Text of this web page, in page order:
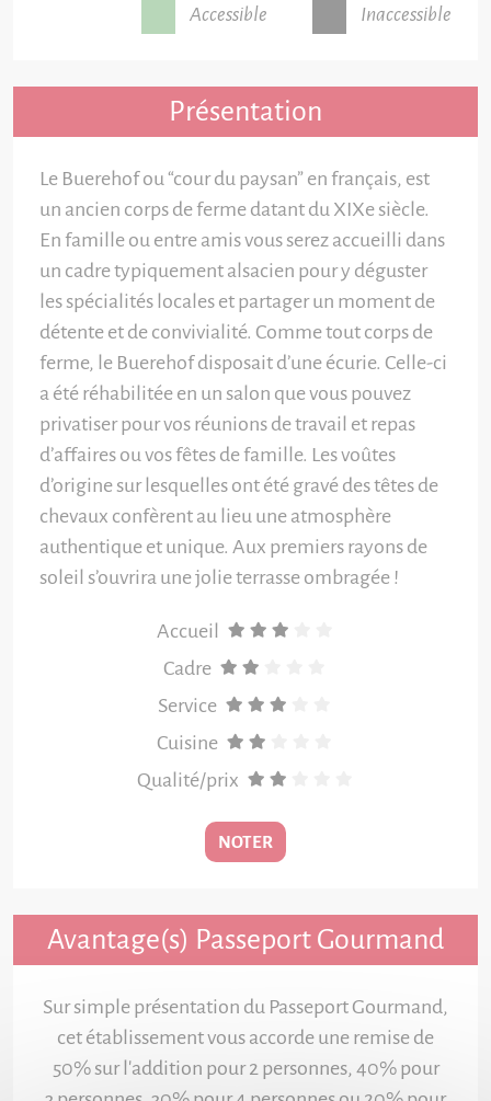
Accessible Inaccessible
Présentation
Le Buerehof ou “cour du paysan” en français, est
un ancien corps de ferme datant du XIXe siècle.
En famille ou entre amis vous serez accueilli dans
un cadre typiquement alsacien pour y déguster
les spécialités locales et partager un moment de
détente et de convivialité. Comme tout corps de
ferme, le Buerehof disposait d’une écurie. Celle-ci
a été réhabilitée en un salon que vous pouvez
privatiser pour vos réunions de travail et repas
d’affaires ou vos fêtes de famille. Les voûtes
d’origine sur lesquelles ont été gravé des têtes de
chevaux confèrent au lieu une atmosphère
authentique et unique. Aux premiers rayons de
soleil s’ouvrira une jolie terrasse ombragée !
Accueil
Cadre
Service
Cuisine
Qualité/prix
NOTER
Avantage(s) Passeport Gourmand
Sur simple présentation du Passeport Gourmand,
cet établissement vous accorde une remise de
50% sur l'addition pour 2 personnes, 40% pour